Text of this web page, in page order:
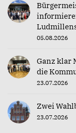
05.08.2026
Ganz klar
die
23.07.2026
Zwei
23.07.2026